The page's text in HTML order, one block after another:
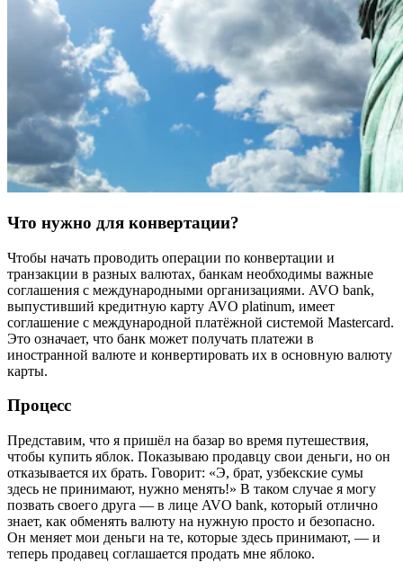
Что нужно для конвертации?
Чтобы начать проводить операции по конвертации и
транзакции в разных валютах, банкам необходимы важные
соглашения с международными организациями. AVO bank,
выпустивший кредитную карту AVO platinum, имеет
соглашение с международной платёжной системой Mastercard.
Это означает, что банк может получать платежи в
иностранной валюте и конвертировать их в основную валюту
карты.
Процесс
Представим, что я пришёл на базар во время путешествия,
чтобы купить яблок. Показываю продавцу свои деньги, но он
отказывается их брать. Говорит: «Э, брат, узбекские сумы
здесь не принимают, нужно менять!» В таком случае я могу
позвать своего друга — в лице AVO bank, который отлично
знает, как обменять валюту на нужную просто и безопасно.
Он меняет мои деньги на те, которые здесь принимают, — и
теперь продавец соглашается продать мне яблоко.